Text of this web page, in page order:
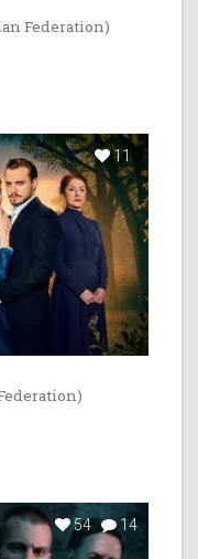
Federation)
11
54 14